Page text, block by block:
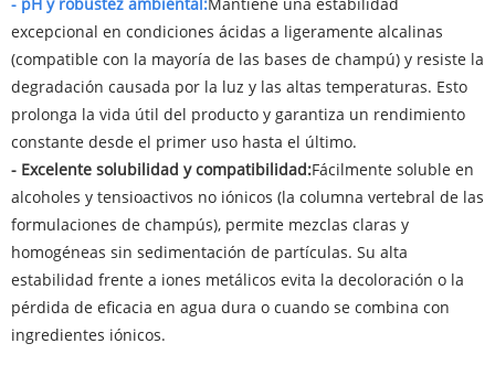
excepcional en condiciones ácidas a ligeramente alcalinas
(compatible con la mayoría de las bases de champú) y resiste la
degradación causada por la luz y las altas temperaturas. Esto
prolonga la vida útil del producto y garantiza un rendimiento
constante desde el primer uso hasta el último.
- Excelente solubilidad y compatibilidad:Fácilmente soluble en
alcoholes y tensioactivos no iónicos (la columna vertebral de las
formulaciones de champús), permite mezclas claras y
homogéneas sin sedimentación de partículas. Su alta
estabilidad frente a iones metálicos evita la decoloración o la
pérdida de eficacia en agua dura o cuando se combina con
ingredientes iónicos.